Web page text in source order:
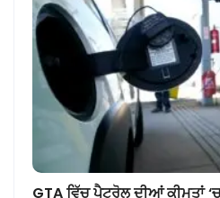
GTA ਵਿੱਚ ਪੈਟਰੋਲ ਦੀਆਂ ਕੀਮਤਾਂ